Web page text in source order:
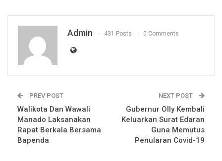
Admin 431 Posts 0 Comments
PREV POST
Walikota Dan Wawali
Manado Laksanakan
Rapat Berkala Bersama
Bapenda
NEXT POST
Gubernur Olly Kembali
Keluarkan Surat Edaran
Guna Memutus
Penularan Covid-19